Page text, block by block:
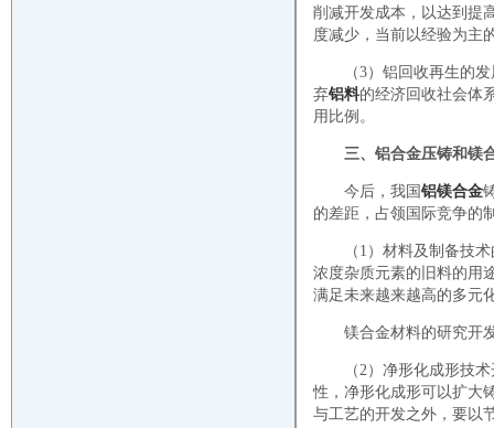
削减开发成本，以达到提
度减少，当前以经验为主
（3）铝回收再生的
弃铝料的经济回收社会体
用比例。
三、铝合金压铸和镁
今后，我国 铝镁合金
的差距，占领国际竞争的
（1）材料及制备技
浓度杂质元素的旧料的用
满足未来越来越高的多元
镁合金材料的研究开
（2）净形化成形技
性，净形化成形可以扩大
与工艺的开发之外，要以